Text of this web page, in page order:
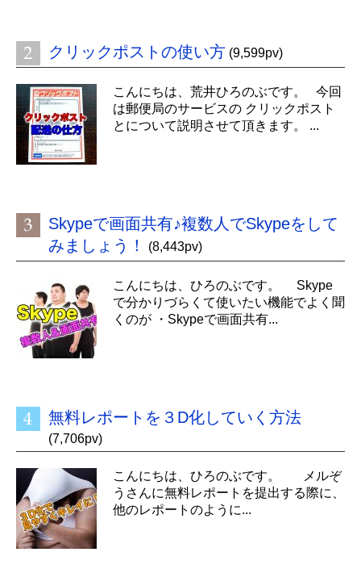
クリックポストの使い方 (9,599pv)
こんにちは、荒井ひろのぶです。 今回
は郵便局のサービスの クリックポスト
とについて説明させて頂きます。 ...
Skypeで画面共有♪複数人でSkypeをして
みましょう！
(8,443pv)
こんにちは、ひろのぶです。 Skype
で分かりづらくて使いたい機能でよく聞
くのが ・Skypeで画面共有...
無料レポートを３D化していく方法
(7,706pv)
こんにちは、ひろのぶです。 メルぞ
うさんに無料レポートを提出する際に、
他のレポートのように...